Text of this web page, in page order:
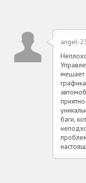
angel-
мешает
баги,